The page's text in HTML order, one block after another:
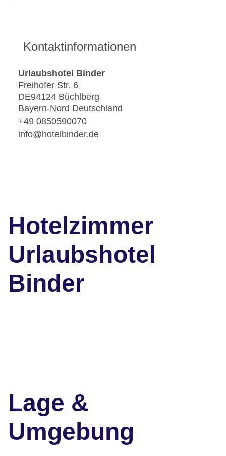
Kontaktinformationen
Urlaubshotel Binder
Freihofer Str. 6
DE94124 Büchlberg
Bayern-Nord Deutschland
+49 0850590070
info@hotelbinder.de
Hotelzimmer
Urlaubshotel
Binder
Lage &
Umgebung